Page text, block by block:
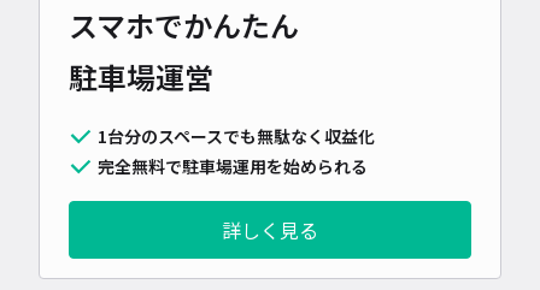
スマホでかんたん
駐車場運営
1台分のスペースでも無駄なく収益化
完全無料で駐車場運用を始められる
詳しく見る